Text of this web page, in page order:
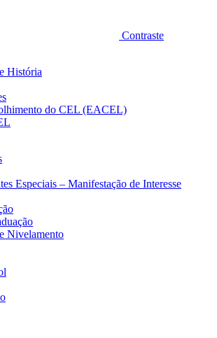
Contraste
História
do CEL (EACEL)
Especiais – Manifestação de Interesse
Nivelamento